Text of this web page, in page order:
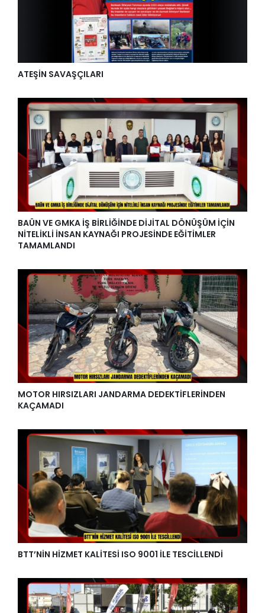
ATEŞİN SAVAŞÇILARI
BAÜN VE GMKA İŞ BİRLİĞİNDE DİJİTAL DÖNÜŞÜM İÇİN
NİTELİKLİ İNSAN KAYNAĞI PROJESİNDE EĞİTİMLER
TAMAMLANDI
MOTOR HIRSIZLARI JANDARMA DEDEKTİFLERİNDEN
KAÇAMADI
BTT’NİN HİZMET KALİTESİ ISO 9001 İLE TESCİLLENDİ